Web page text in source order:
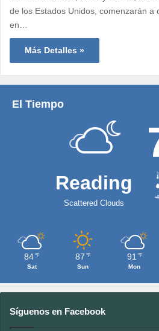
de los Estados Unidos, comenzarán a
en…
Más Detalles »
El Tiempo
Reading
Scattered Clouds
84 ℉
Sat
87 ℉
Sun
91 ℉
Mon
Síguenos en Facebook